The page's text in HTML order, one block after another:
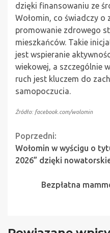
dzięki finansowaniu ze
Wołomin, co świadczy o
promowanie zdrowego
mieszkańców. Takie
jest wspieranie
wiekowej, a szczególnie
ruch jest kluczem do
samopoczucia.
Źródło: facebook.com/wolomin
Continue
Reading
Poprzedni:
Wołomin w wyścigu o
2026” dzięki
Bezpłatna